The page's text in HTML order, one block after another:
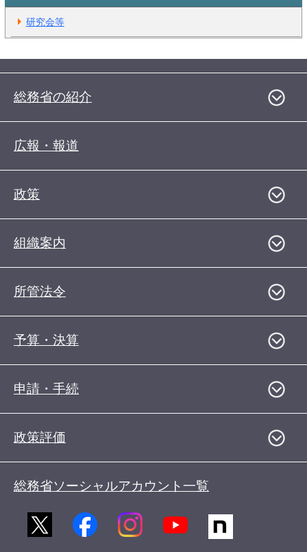
研究会等
総務省の紹介
広報・報道
政策
組織案内
所管法令
予算・決算
申請・手続
政策評価
総務省ソーシャルアカウント一覧